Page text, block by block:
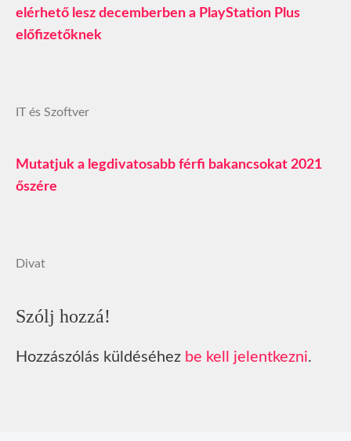
elérhető lesz decemberben a PlayStation Plus
előfizetőknek
IT és Szoftver
Mutatjuk a legdivatosabb férfi bakancsokat 2021
őszére
Divat
Szólj hozzá!
Hozzászólás küldéséhez be kell jelentkezni.